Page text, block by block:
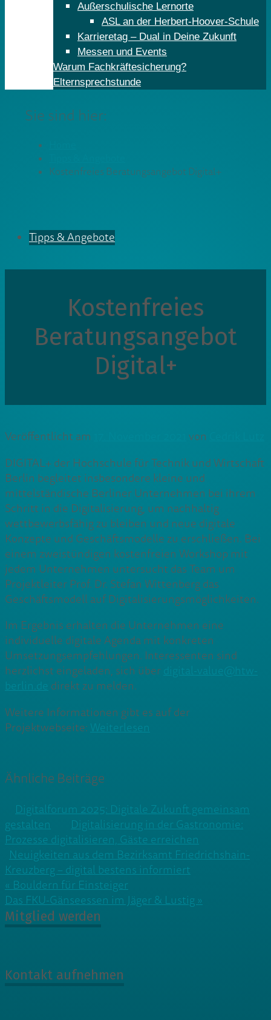
Außerschulische Lernorte
ASL an der Herbert-Hoover-Schule
Karrieretag – Dual in Deine Zukunft
Messen und Events
Warum Fachkräftesicherung?
Elternsprechstunde
Sie sind hier:
Kostenfreies Beratungsangebot Digital+
Tipps & Angebote
Kostenfreies
Beratungsangebot
Digital+
Veröffentlicht am von
DIGITAL+ der Hochschule für Technik und Wirtschaft
Berlin begleitet insbesondere kleine und
mittelständische Berliner Unternehmen bei ihrem
Schritt in die Digitalisierung, um nachhaltig
wettbewerbsfähig zu bleiben und neue digitale
Konzepte und Geschäftsmodelle zu erschließen. Bei
einem zweistündigen kostenfreien Workshop mit
jedem Unternehmen untersucht das Team um
Projektleiter Prof. Dr. Stefan Wittenberg das
Geschäftsmodell auf Digitalisierungsmöglichkeiten.
Im Ergebnis erhalten die Unternehmen eine
individuelle digitale Agenda mit konkreten
Umsetzungsempfehlungen. Interessenten sind
herzlichst eingeladen, sich überdigital-value@htw-
berlin.de direkt zu melden.
Weitere Informationen gibt es auf der
Projektwebseite: Weiterlesen
Ähnliche Beiträge
Digitalforum 2025: Digitale Zukunft gemeinsam
gestalten
Digitalisierung in der Gastronomie:
Prozesse digitalisieren, Gäste erreichen
Neuigkeiten aus dem Bezirksamt Friedrichshain-
Kreuzberg – digital bestens informiert
Beitragsnavigation
« Bouldern für Einsteiger
Das FKU-Gänseessen im Jäger & Lustig »
Mitglied werden
Kontakt aufnehmen